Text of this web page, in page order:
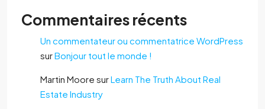
Commentaires récents
Un commentateur ou commentatrice WordPress
surBonjour tout le monde !
Martin Moore surLearn The Truth About Real
Estate Industry